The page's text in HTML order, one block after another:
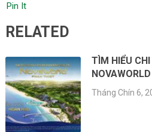
Pin It
RELATED
TÌM HIỂU
Tháng Chín 6,